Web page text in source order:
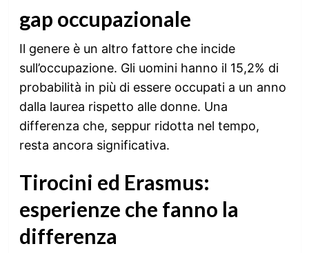
gap occupazionale
Il genere è un altro fattore che incide
sull’occupazione. Gli uomini hanno il 15,2% di
probabilità in più di essere occupati a un anno
dalla laurea rispetto alle donne. Una
differenza che, seppur ridotta nel tempo,
resta ancora significativa.
Tirocini ed Erasmus:
esperienze che fanno la
differenza